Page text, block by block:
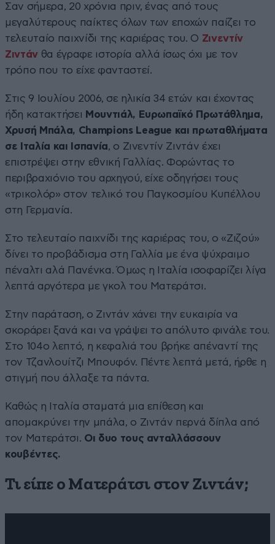
Σαν σήμερα, 20 χρόνια πριν, ένας από τους
μεγαλύτερους παίκτες όλων των εποχών παίζει το
τελευταίο παιχνίδι της καριέρας του. Ο Ζινεντίν
Ζιντάν θα έγραφε ιστορία αλλά ίσως όχι με τον
τρόπο που το είχε φανταστεί.
Στις 9 Ιουλίου 2006, σε ηλικία 34 ετών και έχοντας
ήδη κατακτήσει Μουντιάλ, Ευρωπαϊκό Πρωτάθλημα,
Χρυσή Μπάλα, Champions League και πρωταθλήματα
σε Ιταλία και Ισπανία, ο Ζινεντίν Ζιντάν έχει
επιστρέψει στην εθνική Γαλλίας. Φορώντας το
περιβραχιόνιο του αρχηγού, είχε οδηγήσει τους
«τρικολόρ» στον τελικό του Παγκοσμίου Κυπέλλου
στη Γερμανία.
Στο τελευταίο παιχνίδι της καριέρας του, ο «Ζιζού»
δίνει το προβάδισμα στη Γαλλία με ένα ψύχραιμο
πέναλτι αλά Πανένκα. Όμως η Ιταλία ισοφαρίζει λίγα
λεπτά αργότερα με γκολ του Ματεράτσι.
Στην παράταση, ο Ζιντάν χάνει την ευκαιρία να
σκοράρει ξανά και να γράψει το απόλυτο φινάλε του.
Στο 104ο λεπτό, η κεφαλιά του βρήκε απέναντί της
τον Τζανλουίτζι Μπουφόν. Πέντε λεπτά μετά, ήρθε η
στιγμή που άλλαξε τα πάντα.
Καθώς η Ιταλία σταματά μια επίθεση και
απομακρύνει την μπάλα, ο Ζιντάν περνά δίπλα από
τον Ματεράτσι. Οι δυο τους ανταλλάσσουν
κουβέντες.
Τι είπε ο Ματεράτσι στον Ζιντάν;